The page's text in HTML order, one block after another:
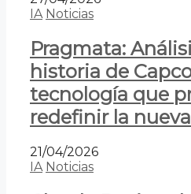
IA Noticias
Pragmata:
historia de
tecnología que
redefinir la
21/04/2026
IA Noticias